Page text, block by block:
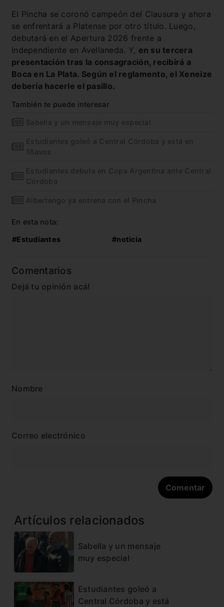
El Pincha se coronó campeón del Clausura y ahora
se enfrentará a Platense por otro título. Luego,
debutará en el Apertura 2026 frente a
Independiente en Avellaneda. Y, en su tercera
presentación tras la consagración, recibirá a
Boca en La Plata. Según el reglamento, el Xeneize
debería hacerle el pasillo.
También te puede interesar
Sabella y un mensaje muy especial
Estudiantes goleó a Central Córdoba y está en
16avos
Estudiantes debuta en Copa Argentina ante Central
Córdoba
Albertengo ya entrena con el Pincha
En esta nota:
#Estudiantes #noticia
Comentarios
Dejá tu opinión acá!
Nombre
Correo electrónico
Artículos relacionados
Sabella y un mensaje
muy especial
Estudiantes goleó a
Central Córdoba y está